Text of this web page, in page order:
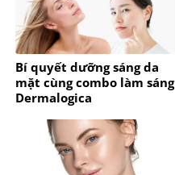
Bí quyết dưỡng sáng da
mặt cùng combo làm sáng
Dermalogica